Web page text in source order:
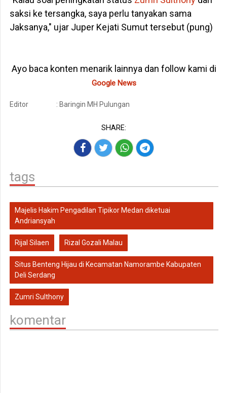
saksi ke tersangka, saya perlu tanyakan sama
Jaksanya," ujar Juper Kejati Sumut tersebut (pung)
Ayo baca konten menarik lainnya dan follow kami di
Google News
Editor : Baringin MH Pulungan
SHARE:
tags
Majelis Hakim Pengadilan Tipikor Medan diketuai
Andriansyah
Rijal Silaen Rizal Gozali Malau
Situs Benteng Hijau di Kecamatan Namorambe Kabupaten
Deli Serdang
Zumri Sulthony
komentar